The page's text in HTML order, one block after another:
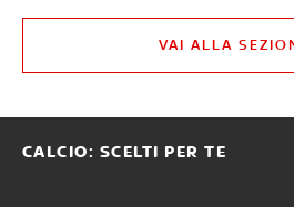
VAI ALLA
CALCIO: SCELTI PER TE